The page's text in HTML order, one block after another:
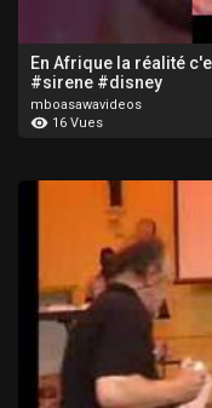
En Afrique la réalité
#sirene #disney
mboasawavideos
16 Vues